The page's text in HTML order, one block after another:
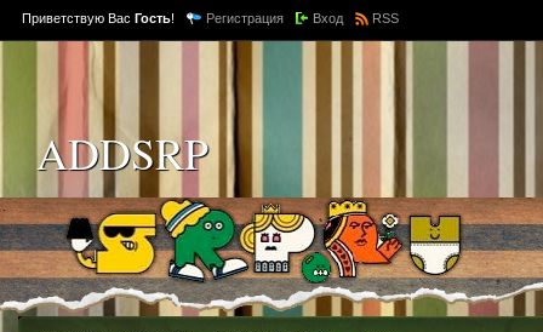
Приветствую Вас Гость! Регистрация Вход RSS
ADDSRP